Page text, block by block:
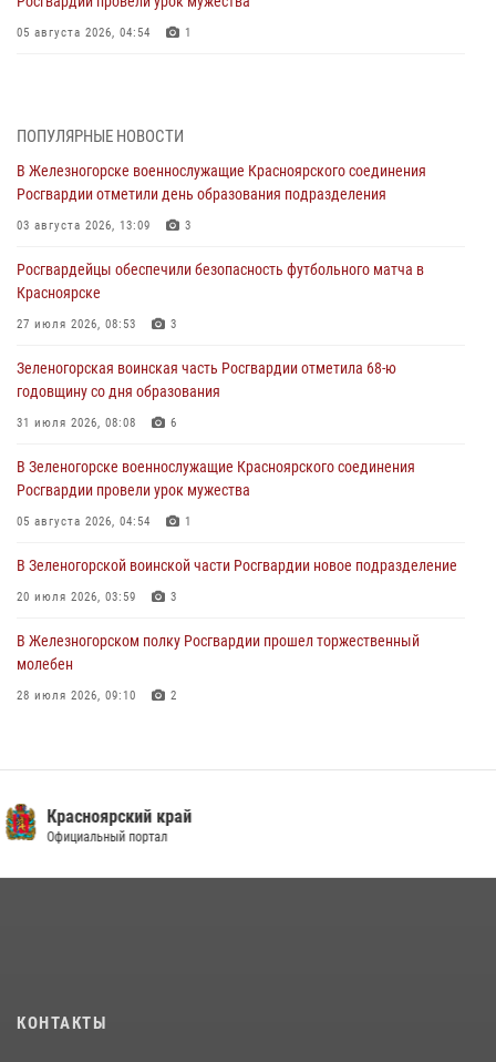
05 августа 2026, 04:54 1
05 августа 2026, 04:52 1
В Красноярске сотрудники вневедомственной охраны Росгвардии
задержали подозреваемого в серии краж из гипермаркета
04 августа 2026, 09:57
Сотрудники Росгвардии обеспечили общественный порядок во
время проведения экстремального заплыва в Дудинке
04 августа 2026, 08:36
В Красноярске сотрудники Росгвардии задержали подозреваемого
в серии краж из супермаркета
04 августа 2026, 06:50
Военнослужащие Красноярского соединения Росгвардии
познакомили отдыхающих детей с тонкостями РХБ защиты
03 августа 2026, 13:12 2
ПОПУЛЯРНЫЕ НОВОСТИ
В Железногорске военнослужащие Красноярского соединения
Росгвардии отметили день образования подразделения
03 августа 2026, 13:09 3
Росгвардейцы обеспечили безопасность футбольного матча в
Красноярске
27 июля 2026, 08:53 3
Зеленогорская воинская часть Росгвардии отметила 68-ю
годовщину со дня образования
31 июля 2026, 08:08 6
В Зеленогорске военнослужащие Красноярского соединения
Росгвардии провели урок мужества
05 августа 2026, 04:54 1
В Зеленогорской воинской части Росгвардии новое подразделение
20 июля 2026, 03:59 3
В Железногорском полку Росгвардии прошел торжественный
молебен
28 июля 2026, 09:10 2
10 июля 2026, 06:18 4
Военнослужащие Росгвардии железногорской воинской части
Росгвардии получили штатное вооружение
10 июля 2026, 06:21
ГУ СК России
по Красноярскому краю
КОНТАКТЫ